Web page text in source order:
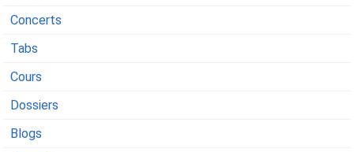
Concerts
Tabs
Cours
Dossiers
Blogs